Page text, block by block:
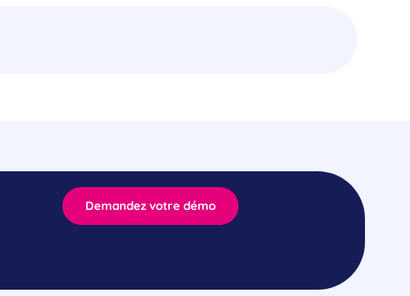
Demandez votre démo